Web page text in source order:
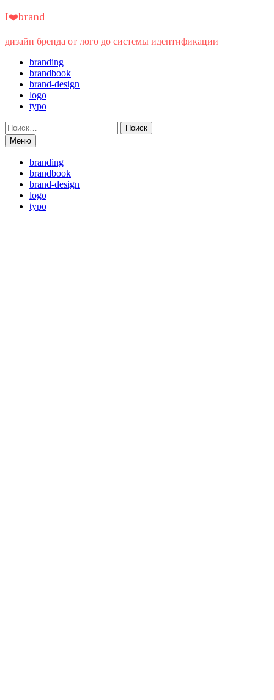
Перейти
содержимому
I❤️brand
дизайн бренда от лого до системы идентификации
branding
brandbook
brand-design
logo
typo
Найти:
Меню
branding
brandbook
brand-design
logo
typo